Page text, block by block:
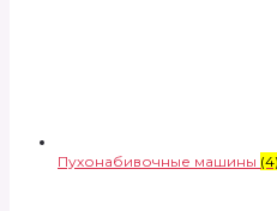
Пухонабивочные машины (4)